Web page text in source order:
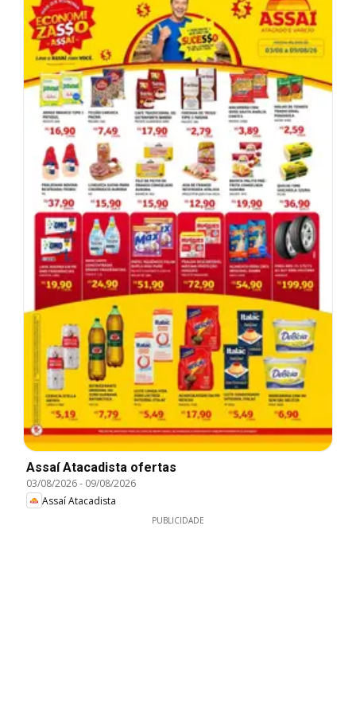
Assaí Atacadista ofertas
03/08/2026- 09/08/2026
Assaí Atacadista
PUBLICIDADE